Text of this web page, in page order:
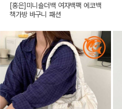
[홍은]미니숄더백 여자백팩 에코백
책가방 바구니 패션